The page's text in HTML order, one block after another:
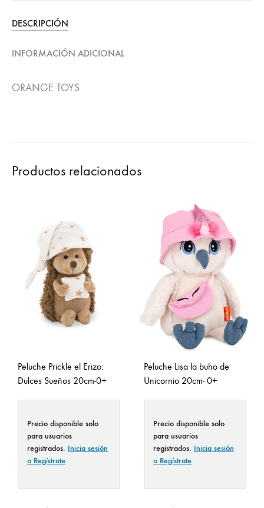
DESCRIPCIÓN
INFORMACIÓN ADICIONAL
ORANGE TOYS
Productos relacionados
Peluche Prickle el Erizo:
Dulces Sueños 20cm-0+
Precio disponible solo
para usuarios
registrados. Inicia sesión
o Regístrate
Peluche Lisa la buho de
Unicornio 20cm- 0+
Precio disponible solo
para usuarios
registrados. Inicia sesión
o Regístrate